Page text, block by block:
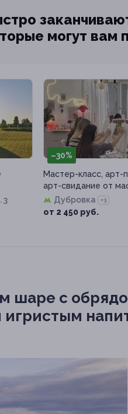
могут вам
3
–30%
Мастер-класс, арт-
арт-свидание от
Дубровка
+3
от 2 450 руб.
шаре с